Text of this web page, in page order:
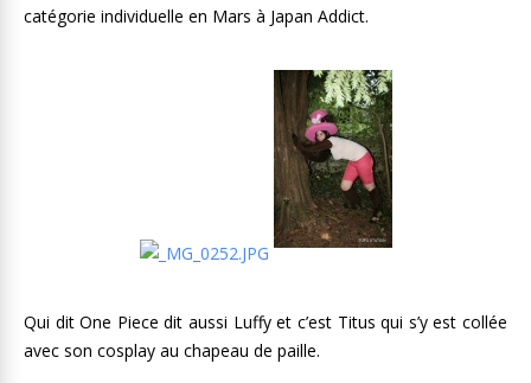
catégorie individuelle en Mars à Japan Addict.
Qui dit One Piece dit aussi Luffy et c’est Titus qui s’y est collée
avec son cosplay au chapeau de paille.